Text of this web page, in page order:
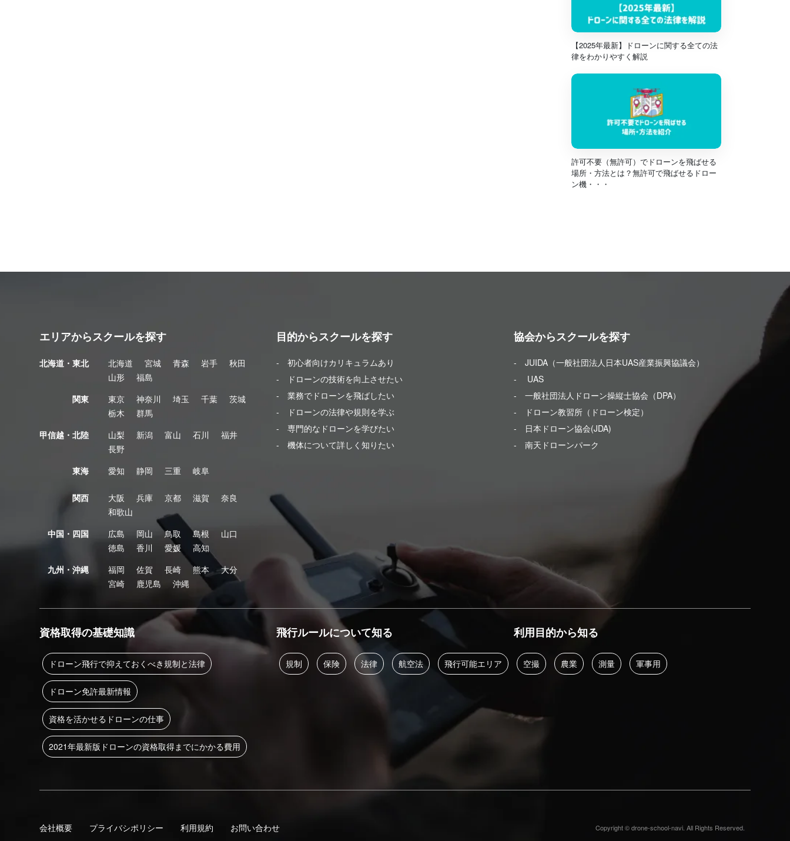
【2025年最新】ドローンに関する全ての法
律をわかりやすく解説
許可不要（無許可）でドローンを飛ばせる
場所・方法とは？無許可で飛ばせるドロー
ン機・・・
エリアからスクールを探す
北海道・東北 北海道 宮城 青森 岩手
秋田
山形
福島
関東
東京 神奈川 埼玉 千葉
茨城
栃木
群馬
甲信越・北陸
山梨 新潟 富山 石川
福井
長野
東海
愛知 静岡 三重 岐阜
関西 大阪 兵庫 京都 滋賀
奈良
和歌山
中国・四国
広島 岡山 鳥取 島根
山口
徳島
香川 愛媛
高知
九州・沖縄
福岡 佐賀 長崎 熊本
大分
宮崎
鹿児島 沖縄
目的からスクールを探す
- 初心者向けカリキュラムあり
- ドローンの技術を向上させたい
- 業務でドローンを飛ばしたい
- ドローンの法律や規則を学ぶ
- 専門的なドローンを学びたい
- 機体について詳しく知りたい
協会からスクールを探す
- JUIDA（一般社団法人日本UAS産業振興協議会）
- UAS
- 一般社団法人ドローン操縦士協会（DPA）
- ドローン教習所（ドローン検定）
- 日本ドローン協会(JDA)
- 南天ドローンパーク
資格取得の基礎知識
ドローン飛行で抑えておくべき規制と法律
ドローン免許最新情報
資格を活かせるドローンの仕事
2021年最新版ドローンの資格取得までにかかる費用
飛行ルールについて知る
規制 保険 法律 航空法 飛行可能エリア
利用目的から知る
空撮 農業 測量 軍事用
会社概要 プライバシポリシー 利用規約 お問い合わせ Copyright © drone-school-navi. All Rights Reserved.